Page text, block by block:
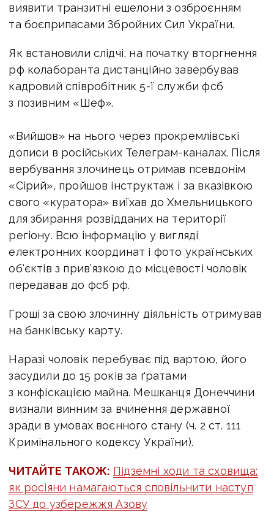
виявити транзитні ешелони з озброєнням
та боєприпасами Збройних Сил України.
Як встановили слідчі, на початку вторгнення
рф колаборанта дистанційно завербував
кадровий співробітник 5-ї служби фсб
з позивним «Шеф».
«Вийшов» на нього через прокремлівські
дописи в російських Телеграм-каналах. Після
вербування злочинець отримав псевдонім
«Сірий», пройшов інструктаж і за вказівкою
свого «куратора» виїхав до Хмельницького
для збирання розвідданих на території
регіону. Всю інформацію у вигляді
електронних координат і фото українських
об'єктів з прив’язкою до місцевості чоловік
передавав до фсб рф.
Гроші за свою злочинну діяльність отримував
на банківську карту.
Наразі чоловік перебуває під вартою, його
засудили до 15 років за ґратами
з конфіскацією майна. Мешканця Донеччини
визнали виннимза вчинення державної
зради в умовах воєнного стану (ч. 2 ст. 111
Кримінального кодексу України).
ЧИТАЙТЕ ТАКОЖ: Підземні ходи та сховища:
як росіяни намагаються сповільнити наступ
ЗСУ до узбережжя Азову